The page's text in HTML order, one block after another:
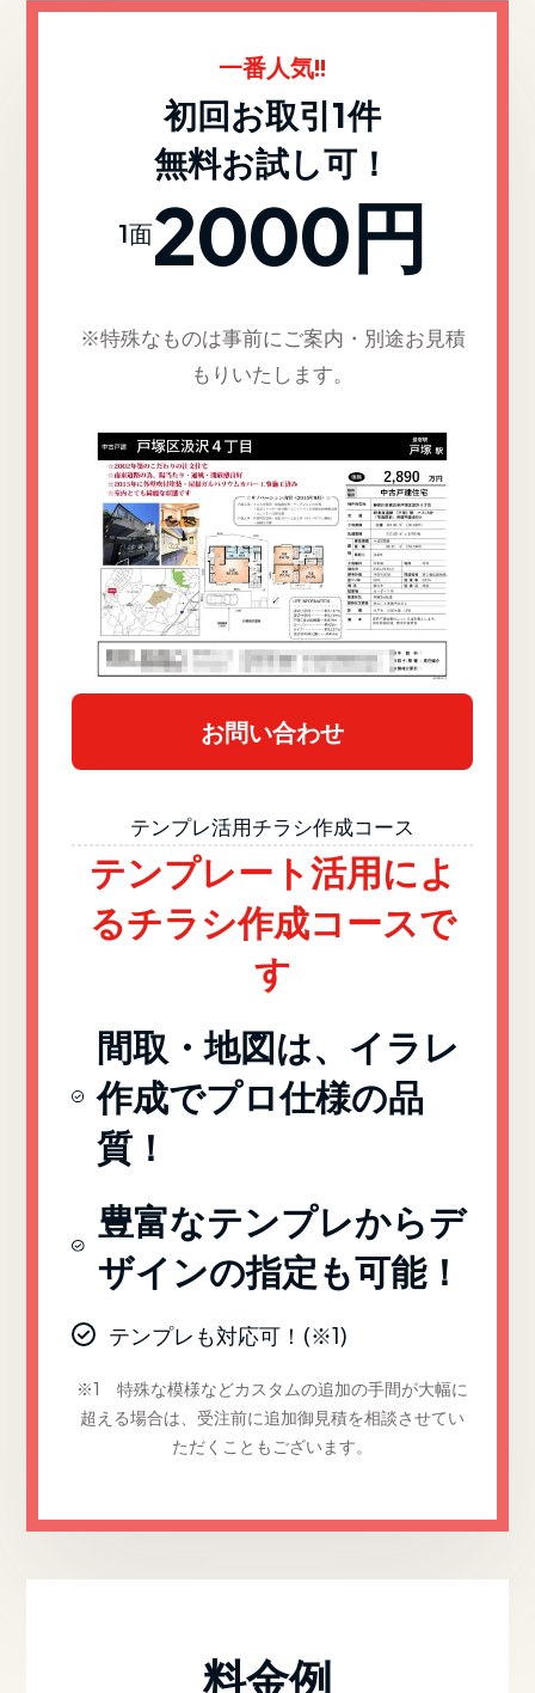
一番人気!!
初回お取引1件
無料お試し可！
1面2000円
※特殊なものは事前にご案内・別途お見積
もりいたします。
お問い合わせ
テンプレ活用チラシ作成コース
テンプレート活用によ
るチラシ作成コースで
す
間取・地図は、イラレ
作成でプロ仕様の品
質！
豊富なテンプレからデ
ザインの指定も可能！
テンプレも対応可！(※1)
※1 特殊な模様などカスタムの追加の手間が大幅に
超える場合は、受注前に追加御見積を相談させてい
ただくこともございます。
料金例